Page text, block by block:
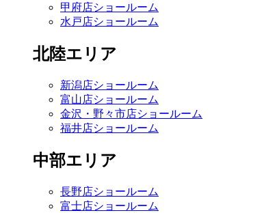
甲府店ショールーム
水戸店ショールーム
北陸エリア
新潟店ショールーム
富山店ショールーム
金沢・野々市店ショールーム
福井店ショールーム
中部エリア
長野店ショールーム
富士店ショールーム